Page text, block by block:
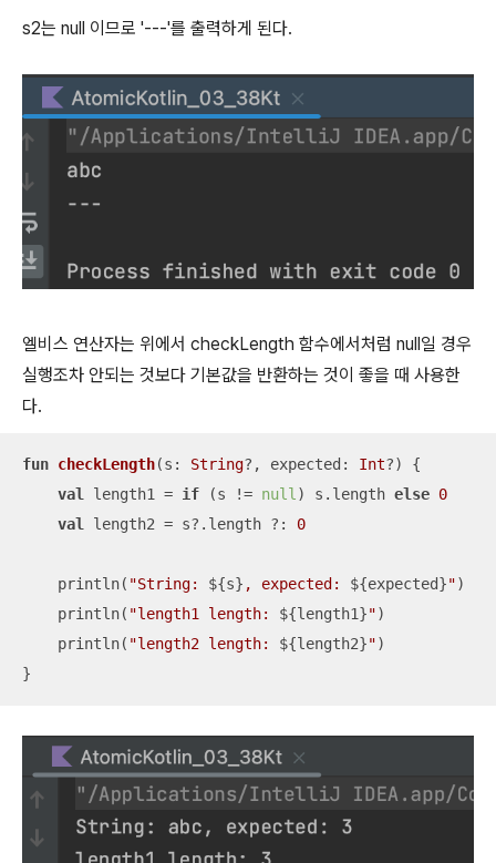
s2는 null 이므로 '---'를 출력하게 된다.
엘비스 연산자는 위에서 checkLength 함수에서처럼 null일 경우
실행조차 안되는 것보다 기본값을 반환하는 것이 좋을 때 사용한
다.
fun checkLength(s: String?, expected: Int?)
{
val
length1 = if (s != null ) s.length else 0
val
length2 = s?.length ?: 0
    println(
"String: ${s} , expected: ${expected}")
    println(
"length1 length: ${length1}")
    println(
"length2 length: ${length2}")
}